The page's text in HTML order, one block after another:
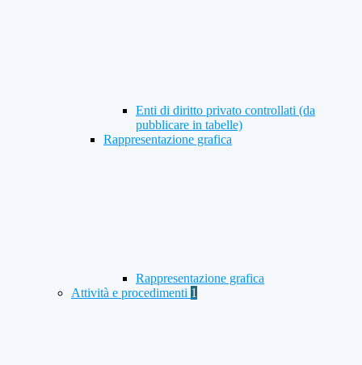
Enti di diritto privato controllati (da
pubblicare in tabelle)
Rappresentazione grafica
Rappresentazione grafica
Attività e procedimenti 1